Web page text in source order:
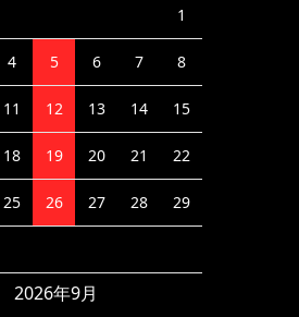
1
4 5 6 7 8
11 12 13 14 15
18 19 20 21 22
25 26 27 28 29
2026年9月